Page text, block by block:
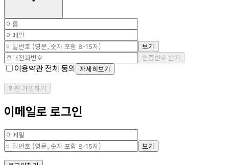
보기
인증번호 받기
이용약관 전체 동의 자세히보기
회원 가입하기
이메일로 로그인
보기